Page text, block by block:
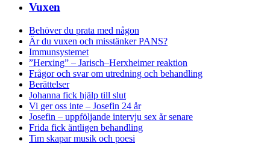
Vuxen
Behöver du prata med någon
Är du vuxen och misstänker PANS?
Immunsystemet
”Herxing” – Jarisch–Herxheimer reaktion
Frågor och svar om utredning och behandling
Berättelser
Johanna fick hjälp till slut
Vi ger oss inte – Josefin 24 år
Josefin – uppföljande intervju sex år senare
Frida fick äntligen behandling
Tim skapar musik och poesi